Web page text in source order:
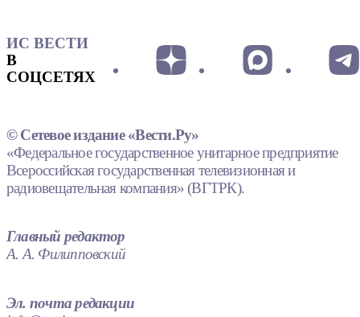
ИС ВЕСТИ
В
СОЦСЕТЯХ
© Сетевое издание «Вести.Ру»
«Федеральное государственное унитарное предприятие
Всероссийская государственная телевизионная и
радиовещательная компания» (ВГТРК).
Главный редактор
А. А. Филипповский
Эл. почта редакции